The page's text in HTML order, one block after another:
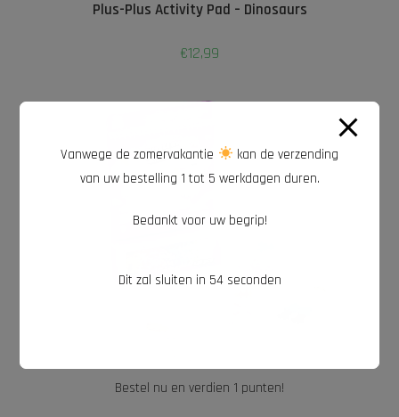
Plus-Plus Activity Pad – Dinosaurs
€12,99
Bestel nu en verdien 1 punten!
Vanwege de zomervakantie
kan de verzending
van uw bestelling 1 tot 5 werkdagen duren.
Bedankt voor uw begrip!
Dit zal sluiten in 54seconden